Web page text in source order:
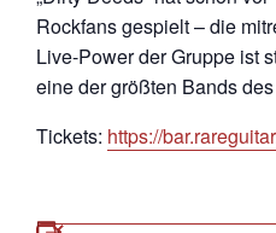
Rockfans gespielt – die
Live-Power der Gruppe ist
eine der größten Bands
Tickets: https://